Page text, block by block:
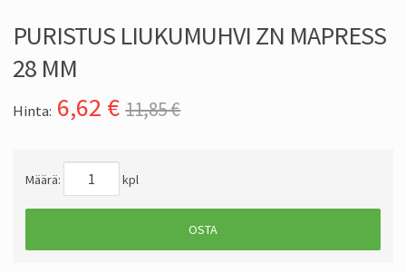
PURISTUS LIUKUMUHVI ZN MAPRESS
28 MM
Hinta: 6,62 € 11,85 €
Määrä: kpl
OSTA